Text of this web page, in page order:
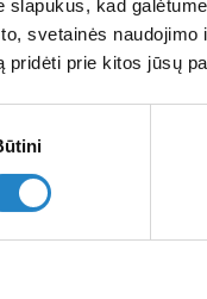
slapukus, kad
svetainės
pridėti prie kitos jūsų